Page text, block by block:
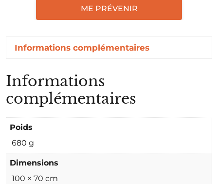
ME PRÉVENIR
Informations complémentaires
Informations
complémentaires
Poids
680 g
Dimensions
100 × 70 cm